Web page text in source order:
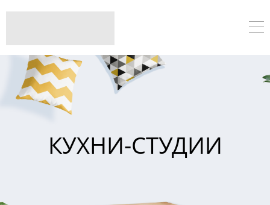
КУХНИ-СТУДИИ